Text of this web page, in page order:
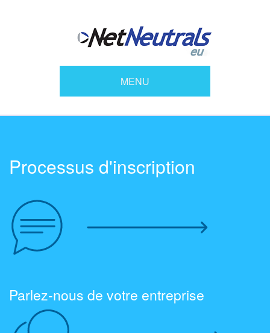
MENU
Processus d'inscription
Parlez-nous de votre entreprise